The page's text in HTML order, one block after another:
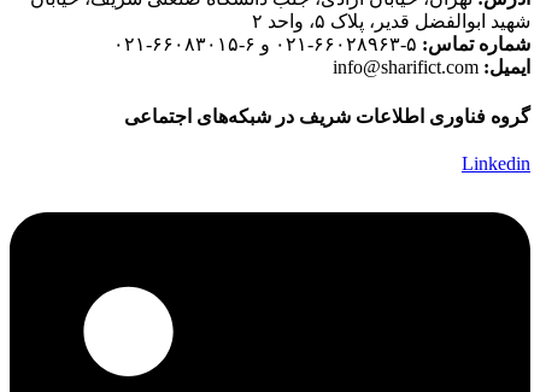
شهید ابوالفضل قدیر، پلاک ۵، واحد ۲
شماره تماس:
ایمیل:
گروه فناوری اطلاعات شریف در شبکه‌های اجتماعی
Linkedin